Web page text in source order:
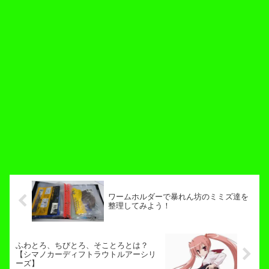
ワームホルダーで暴れん坊のミミズ達を
整理してみよう！
ふわとろ、ちびとろ、そことろとは？
【シマノカーディフトラウトルアーシリ
ーズ】